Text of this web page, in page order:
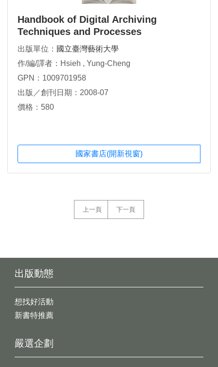
Handbook of Digital Archiving
Techniques and Processes
出版單位： 國立臺灣藝術大學
作/編/譯者：Hsieh , Yung-Cheng
GPN：1009701958
出版／創刊日期：2008-07
價格：580
國家書店(開新視窗)
上一頁 下一頁
出版動態
想找好活動
新書特推薦
嚴選企劃